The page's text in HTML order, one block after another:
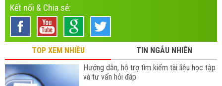
Kết nối & Chia sẻ:
TOP XEM NHIỀU
TIN NGẪU NHIÊN
Hướng dẫn, hỗ trợ tìm kiếm tài liệu học tập
và tư vấn hỏi đáp